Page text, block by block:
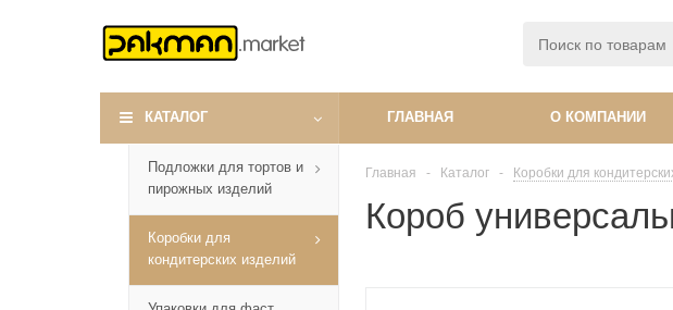
КАТАЛОГ ГЛАВНАЯ О КОМПАНИИ
Подложки для тортов и
пирожных изделий
Коробки для
кондитерских изделий
Главная - Каталог - Коробки для
Короб